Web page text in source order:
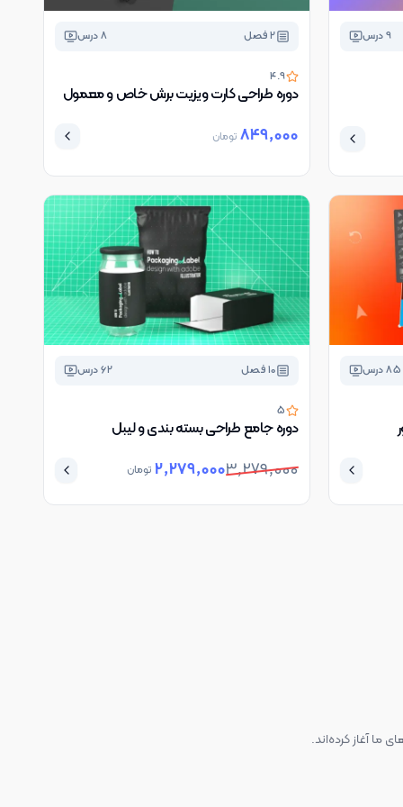
9درس 2فصل 8درس
4.9
دوره طراحی کارت ویزیت برش خاص و معمول
849,000 تومان
85درس 10فصل 62درس
5
دوره جامع طراحی بسته بندی و لیبل
3,279,000
2,279,000 تومان
ما آغاز کرده‌اند.